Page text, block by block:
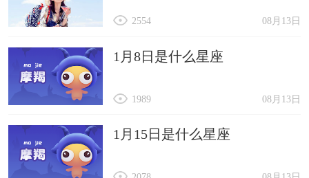
08月13日
2554
1月8日是什么星座
08月13日
1989
1月15日是什么星座